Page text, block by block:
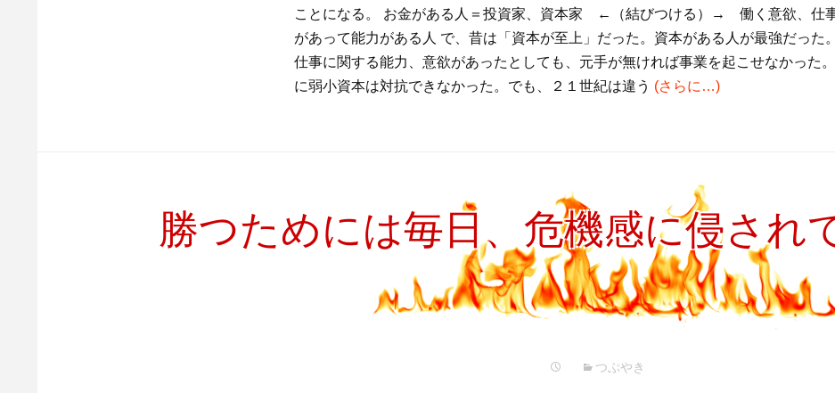
ことになる。 お金がある人＝投資家、資本家 ←（結びつける）→ 働く意欲、仕
があって能力がある人 で、昔は「資本が至上」だった。資本がある人が最強だった
仕事に関する能力、意欲があったとしても、元手が無ければ事業を起こせなかった
に弱小資本は対抗できなかった。でも、２１世紀は違う (さらに…)
勝つためには毎日、危機感に侵され
つぶやき